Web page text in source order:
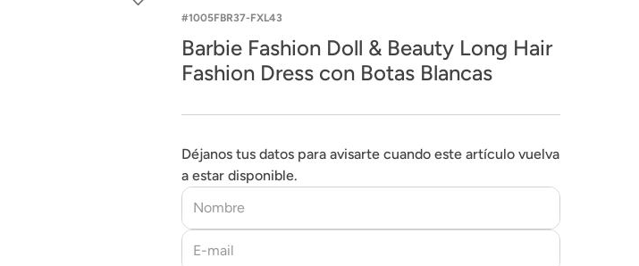
1005FBR37-FXL43
Barbie Fashion Doll & Beauty Long Hair
Fashion Dress con Botas Blancas
Déjanos tus datos para avisarte cuando este artículo vuelva
a estar disponible.